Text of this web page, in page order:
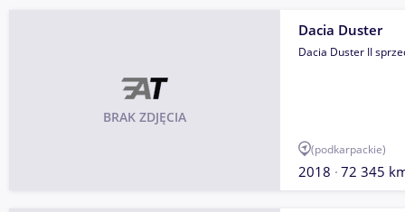
BRAK ZDJĘCIA
Dacia Duster
Dacia Duster II
(podkarpackie)
2018 72 345